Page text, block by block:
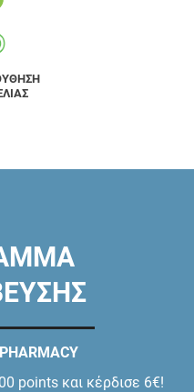
points και κέρδισε 6€!